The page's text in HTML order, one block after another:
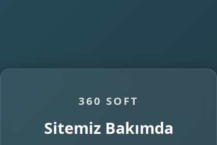
360 SOFT
Sitemiz Bakımda